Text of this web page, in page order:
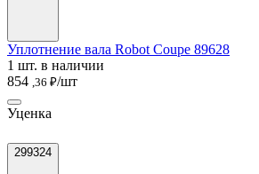
Уплотнение вала Robot Coupe 89628
1 шт. в наличии
854 ,36 ₽/шт
Уценка
299324